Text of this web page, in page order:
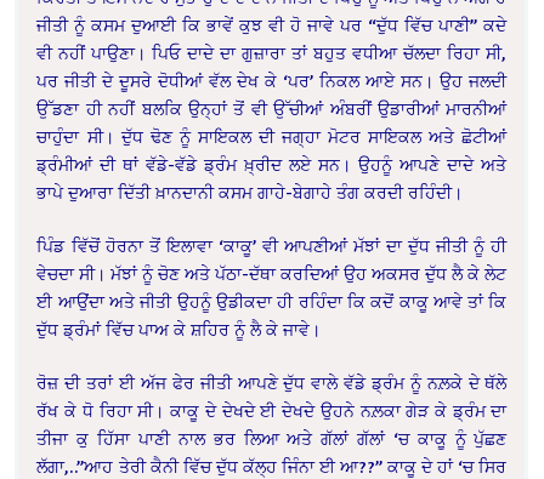
ਜੀਤੀ ਨੂੰ ਕਸਮ ਦੁਆਈ ਕਿ ਭਾਵੇਂ ਕੁਝ ਵੀ ਹੋ ਜਾਵੇ ਪਰ “ਦੁੱਧ ਵਿੱਚ ਪਾਣੀ” ਕਦੇ
ਵੀ ਨਹੀਂ ਪਾਉਣਾ। ਪਿਓ ਦਾਦੇ ਦਾ ਗੁਜ਼ਾਰਾ ਤਾਂ ਬਹੁਤ ਵਧੀਆ ਚੱਲਦਾ ਰਿਹਾ ਸੀ,
ਪਰ ਜੀਤੀ ਦੇ ਦੂਸਰੇ ਦੋਧੀਆਂ ਵੱਲ ਦੇਖ ਕੇ ‘ਪਰ’ ਨਿਕਲ ਆਏ ਸਨ। ਉਹ ਜਲਦੀ
ਉੱਡਣਾ ਹੀ ਨਹੀਂ ਬਲਕਿ ਉਨ੍ਹਾਂ ਤੋਂ ਵੀ ਉੱਚੀਆਂ ਅੰਬਰੀਂ ਉਡਾਰੀਆਂ ਮਾਰਨੀਆਂ
ਚਾਹੁੰਦਾ ਸੀ। ਦੁੱਧ ਢੋਣ ਨੂੰ ਸਾਇਕਲ ਦੀ ਜਗ੍ਹਾ ਮੋਟਰ ਸਾਇਕਲ ਅਤੇ ਛੋਟੀਆਂ
ਡ੍ਰੰਮੀਆਂ ਦੀ ਥਾਂ ਵੱਡੇ-ਵੱਡੇ ਡ੍ਰੰਮ ਖ਼੍ਰੀਦ ਲਏ ਸਨ। ਉਹਨੂੰ ਆਪਣੇ ਦਾਦੇ ਅਤੇ
ਭਾਪੇ ਦੁਆਰਾ ਦਿੱਤੀ ਖ਼ਾਨਦਾਨੀ ਕਸਮ ਗਾਹੇ-ਬੇਗਾਹੇ ਤੰਗ ਕਰਦੀ ਰਹਿੰਦੀ।
ਪਿੰਡ ਵਿੱਚੋਂ ਹੋਰਨਾ ਤੋਂ ਇਲਾਵਾ ‘ਕਾਕੂ’ ਵੀ ਆਪਣੀਆਂ ਮੱਝਾਂ ਦਾ ਦੁੱਧ ਜੀਤੀ ਨੂੰ ਹੀ
ਵੇਚਦਾ ਸੀ। ਮੱਝਾਂ ਨੂੰ ਚੋਣ ਅਤੇ ਪੱਠਾ-ਦੱਥਾ ਕਰਦਿਆਂ ਉਹ ਅਕਸਰ ਦੁੱਧ ਲੈ ਕੇ ਲੇਟ
ਈ ਆਉਂਦਾ ਅਤੇ ਜੀਤੀ ਉਹਨੂੰ ਉਡੀਕਦਾ ਹੀ ਰਹਿੰਦਾ ਕਿ ਕਦੋਂ ਕਾਕੂ ਆਵੇ ਤਾਂ ਕਿ
ਦੁੱਧ ਡ੍ਰੰਮਾਂ ਵਿੱਚ ਪਾਅ ਕੇ ਸ਼ਹਿਰ ਨੂੰ ਲੈ ਕੇ ਜਾਵੇ।
ਰੋਜ਼ ਦੀ ਤਰਾਂ ਈ ਅੱਜ ਫੇਰ ਜੀਤੀ ਆਪਣੇ ਦੁੱਧ ਵਾਲੇ ਵੱਡੇ ਡ੍ਰੰਮ ਨੂੰ ਨਲ਼ਕੇ ਦੇ ਥੱਲੇ
ਰੱਖ ਕੇ ਧੋ ਰਿਹਾ ਸੀ। ਕਾਕੂ ਦੇ ਦੇਖਦੇ ਈ ਦੇਖਦੇ ਉਹਨੇ ਨਲ਼ਕਾ ਗੇੜ ਕੇ ਡ੍ਰੰਮ ਦਾ
ਤੀਜਾ ਕੁ ਹਿੱਸਾ ਪਾਣੀ ਨਾਲ ਭਰ ਲਿਆ ਅਤੇ ਗੱਲਾਂ ਗੱਲਾਂ ‘ਚ ਕਾਕੂ ਨੂੰ ਪੁੱਛਣ
ਲੱਗਾ,..”ਆਹ ਤੇਰੀ ਕੈਨੀ ਵਿੱਚ ਦੁੱਧ ਕੱਲ੍ਹ ਜਿੰਨਾ ਈ ਆ??” ਕਾਕੂ ਦੇ ਹਾਂ ‘ਚ ਸਿਰ